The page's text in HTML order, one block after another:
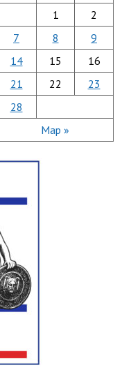
Мар »
1
2
7 8
9
14 15
16
21 22
23
28